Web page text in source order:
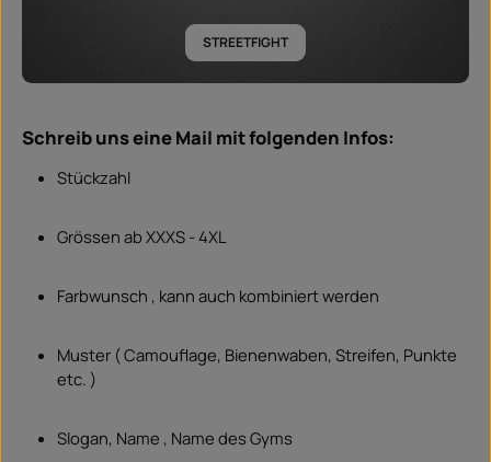
STREETFIGHT
Schreib uns eine Mail mit folgenden Infos:
Stückzahl
Grössen ab XXXS - 4XL
Farbwunsch , kann auch kombiniert werden
Muster ( Camouflage, Bienenwaben, Streifen, Punkte
etc. )
Slogan, Name , Name des Gyms